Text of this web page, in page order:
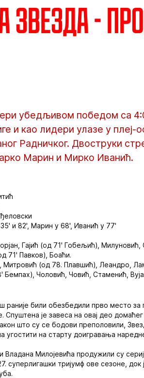
звезда -
убедљивом победом са
и као лидери улазе у
Радничког. Двоструки
Марин и Мирко Иванић.
и 82', Марин у 68', Иванић у 77'
Гајић (од 71' Гобељић),
71' Павков), Боаћи.
Митровић (од 78. Плавшић), Леандро,
Чоловић, Човић, Стаменић,
раније били обезбедили прво место
Спуштена је завеса на овај део
што су се бодови преполовили,
угостити на старту доигравања
Владана Милојевића продужили су
суперлигашки тријумф ове сезоне,